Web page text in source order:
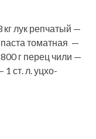
лук репчатый —
томатная —
г перец чили —
ст. л. уцхо-